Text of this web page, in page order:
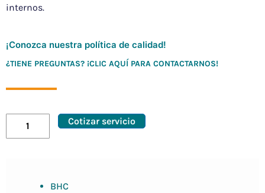
internos.
¡Conozca nuestra política de calidad!
¿TIENE PREGUNTAS? ¡CLIC AQUÍ PARA CONTACTARNOS!
Cotizar servicio
BHC